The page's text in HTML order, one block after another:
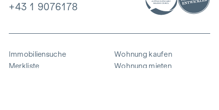
+43 1 9076178
Immobiliensuche
Merkliste
Wohnung kaufen
Wohnung mieten